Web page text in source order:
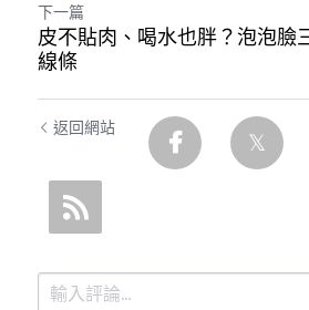
下一篇
皮不貼肉、喝水也胖？泡泡臉
線條
返回網站